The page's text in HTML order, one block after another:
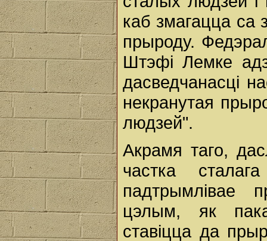
каб змагацца са
прыроду.
Штэфі Лемке
дасведчанасці
некранутая
людзей".
Акрамя таго,
частка
падтрымлівае
цэлым, як
ставіцца да